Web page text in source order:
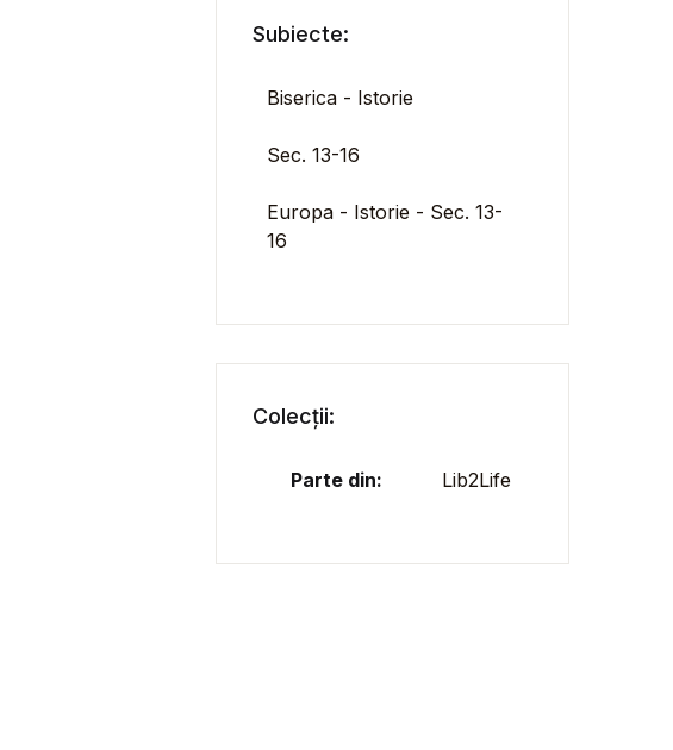
Subiecte:
Biserica - Istorie
Sec. 13-16
Europa - Istorie - Sec. 13-
16
Colecții:
Parte din: Lib2Life